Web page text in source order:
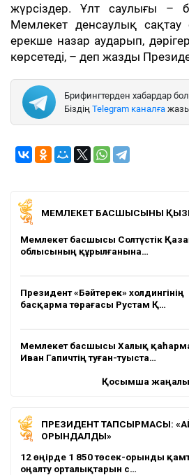
жүрсіздер. Ұлт саулығы –
Мемлекет денсаулық
ерекше назар аударып,
көрсетеді, – деп жазды
Брифингтерден хабардар
Біздің Telegram каналға
МЕМЛЕКЕТ БАСШЫСЫНЫҢ
Мемлекет басшысы Солтүстік
облысының құрылғанына…
Президент «Бәйтерек» холдингінің
басқарма төрағасы Рустам Қ…
Мемлекет басшысы Халық
Иван Гапичтің туған-туыста…
Қосымша
ПРЕЗИДЕНТ ТАПСЫРМАСЫ:
ОРЫНДАЛДЫ»
12 өңірде 1 850 төсек-орынды
оңалту орталықтарын с…